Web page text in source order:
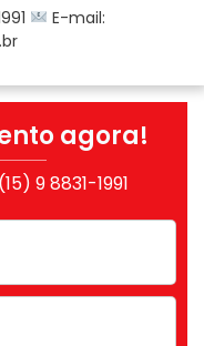
E-mail:
agora!
(15) 9 8831-1991